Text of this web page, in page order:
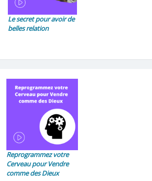
Le secret pour avoir de
belles relation
Reprogrammez votre
Cerveau pour Vendre
comme des Dieux